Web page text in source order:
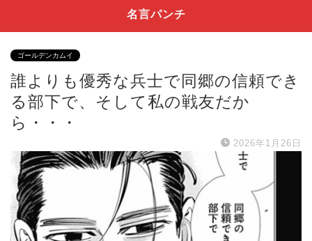
名言パンチ
ゴールデンカムイ
誰よりも優秀な兵士で同郷の信頼でき
る部下で、そして私の戦友だか
ら・・・
2026年1月26日